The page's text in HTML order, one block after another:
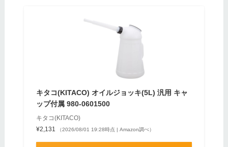
キタコ(KITACO) オイルジョッキ(5L) 汎用 キャ
ップ付属 980-0601500
キタコ(KITACO)
¥2,131
（2026/08/01 19:28時点 | Amazon調べ）